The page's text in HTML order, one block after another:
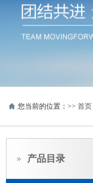
您当前的位置：>> 首页
产品目录